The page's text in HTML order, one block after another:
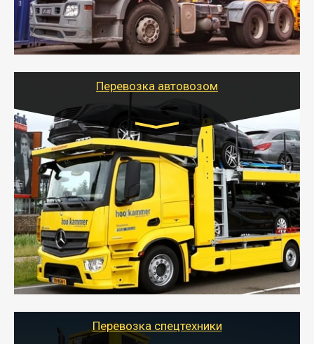
- Наша транспортная компания поможет
организовать доставку в порт и из порта
стандартных контейнеров на контейнеровозе,
шаландах и площадках (открытых кузовах),
используя надежные крепления.
Перевозка автовозом
Цена за км. Рассчитывается
индивидуально
- Перевозка автовозом от Тайгер Логистик – это
быстрый и безопасный способ доставить несколько
легковых автомобилей за одну поездку в другой
город.
- Наша транспортная компания организует доставку
машин автовозом, подобрав оптимальный маршрут с
учетом всех особенности по пути следования.
Перевозка спецтехники